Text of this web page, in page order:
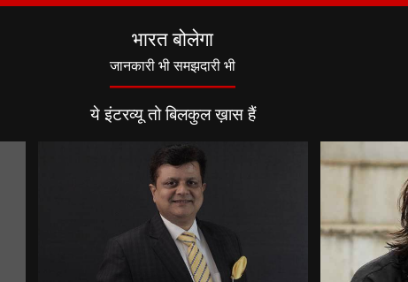
भारत बोलेगा
जानकारी भी समझदारी भी
ये इंटरव्यू तो बिलकुल ख़ास हैं